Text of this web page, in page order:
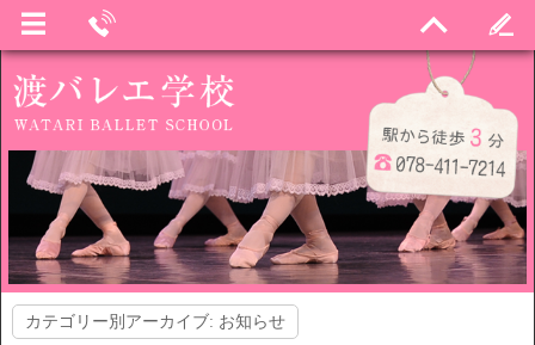
カテゴリー別アーカイブ: お知らせ